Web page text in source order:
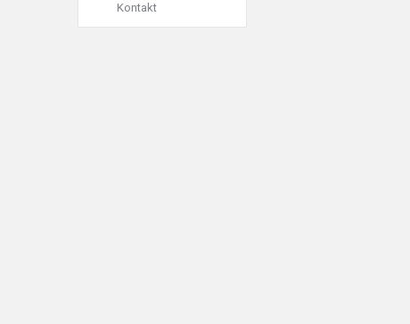
Kontakt